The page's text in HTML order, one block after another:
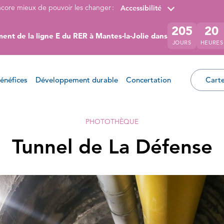
mieux de pouvoir les changer : Accessibilité
de la ligne E du RER à Mantes-la-Jolie dans 205
JOURS
20
HEURES
Développement durable Concertation
PHOTOTHÈQUE
Tunnel de La Défense